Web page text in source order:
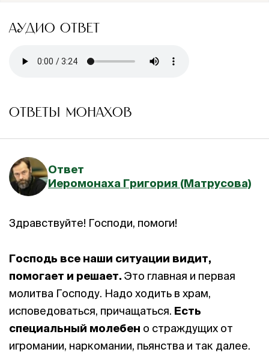
АУДИО ОТВЕТ
ОТВЕТЫ МОНАХОВ
Ответ
Иеромонаха Григория (Матрусова)
Здравствуйте! Господи, помоги!
Господь все наши ситуации видит,
помогает и решает. Это главная и первая
молитва Господу. Надо ходить в храм,
исповедоваться, причащаться. Есть
специальный молебен о страждущих от
игромании, наркомании, пьянства и так далее.